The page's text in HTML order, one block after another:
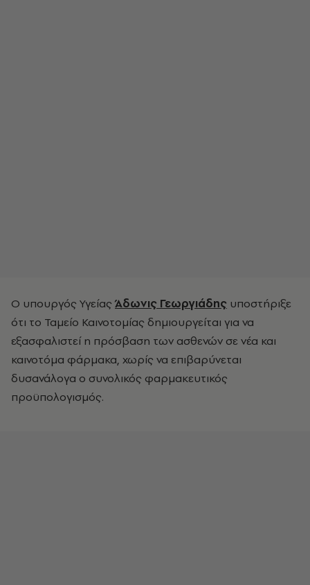
Ο υπουργός Υγείας Άδωνις Γεωργιάδης υποστήριξε
ότι το Ταμείο Καινοτομίας δημιουργείται για να
εξασφαλιστεί η πρόσβαση των ασθενών σε νέα και
καινοτόμα φάρμακα, χωρίς να επιβαρύνεται
δυσανάλογα ο συνολικός φαρμακευτικός
προϋπολογισμός.